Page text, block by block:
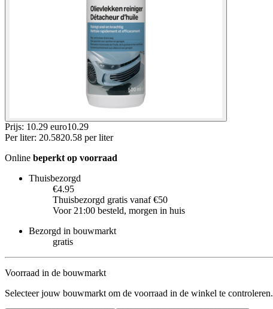
Prijs: 10.29 euro10.29
Per liter: 20.5820.58 per liter
Online beperkt op voorraad
Thuisbezorgd
€4.95
Thuisbezorgd gratis vanaf €50
Voor 21:00 besteld, morgen in huis
Bezorgd in bouwmarkt
gratis
Voorraad in de bouwmarkt
Selecteer jouw bouwmarkt om de voorraad in de winkel te controleren.